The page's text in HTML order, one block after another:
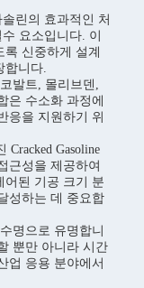
린의 효과적인 처
요소입니다. 이
신중하게 설계
합니다.
발트, 몰리브덴,
은 수소화 과정에
응을 지원하기 위
Gasoline
근성을 제공하여
어된 기공 크기 분
성하는 데 중요합
명으로 유명합니
뿐만 아니라 시간
업 응용 분야에서